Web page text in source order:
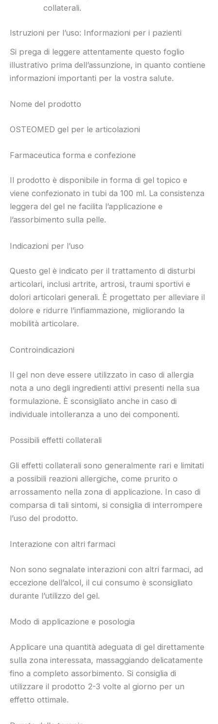
collaterali.
Istruzioni per l’uso: Informazioni per i pazienti
Si prega di leggere attentamente questo foglio
illustrativo prima dell’assunzione, in quanto contiene
informazioni importanti per la vostra salute.
Nome del prodotto
OSTEOMED gel per le articolazioni
Farmaceutica forma e confezione
Il prodotto è disponibile in forma di gel topico e
viene confezionato in tubi da 100 ml. La consistenza
leggera del gel ne facilita l’applicazione e
l’assorbimento sulla pelle.
Indicazioni per l’uso
Questo gel è indicato per il trattamento di disturbi
articolari, inclusi artrite, artrosi, traumi sportivi e
dolori articolari generali. È progettato per alleviare il
dolore e ridurre l’infiammazione, migliorando la
mobilità articolare.
Controindicazioni
Il gel non deve essere utilizzato in caso di allergia
nota a uno degli ingredienti attivi presenti nella sua
formulazione. È sconsigliato anche in caso di
individuale intolleranza a uno dei componenti.
Possibili effetti collaterali
Gli effetti collaterali sono generalmente rari e limitati
a possibili reazioni allergiche, come prurito o
arrossamento nella zona di applicazione. In caso di
comparsa di tali sintomi, si consiglia di interrompere
l’uso del prodotto.
Interazione con altri farmaci
Non sono segnalate interazioni con altri farmaci, ad
eccezione dell’alcol, il cui consumo è sconsigliato
durante l’utilizzo del gel.
Modo di applicazione e posologia
Applicare una quantità adeguata di gel direttamente
sulla zona interessata, massaggiando delicatamente
fino a completo assorbimento. Si consiglia di
utilizzare il prodotto 2-3 volte al giorno per un
effetto ottimale.